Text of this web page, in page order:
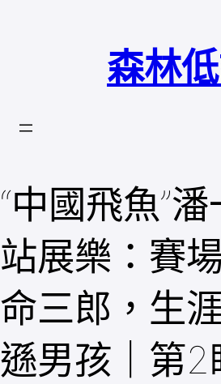
森林
“中國飛魚”
站展樂：賽
命三郎，生
遜男孩｜第2